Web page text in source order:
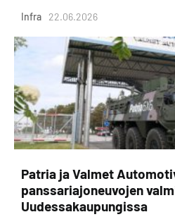
Infra 22.06.2026
Patria ja Valmet
panssariajoneuvojen
Uudessakaupungissa